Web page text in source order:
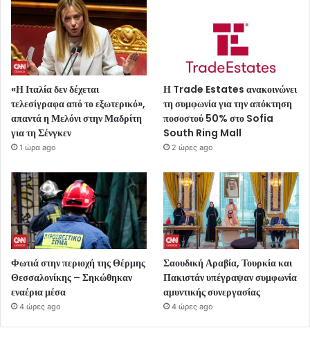
«Η Ιταλία δεν δέχεται
τελεσίγραφα από το εξωτερικό»,
απαντά η Μελόνι στην Μαδρίτη
για τη Σένγκεν
1 ώρα ago
Η Trade Estates ανακοινώνει
τη συμφωνία για την απόκτηση
ποσοστού 50% στο Sofia
South Ring Mall
2 ώρες ago
Φωτιά στην περιοχή της Θέρμης
Θεσσαλονίκης – Σηκώθηκαν
εναέρια μέσα
4 ώρες ago
Σαουδική Αραβία, Τουρκία και
Πακιστάν υπέγραψαν συμφωνία
αμυντικής συνεργασίας
4 ώρες ago